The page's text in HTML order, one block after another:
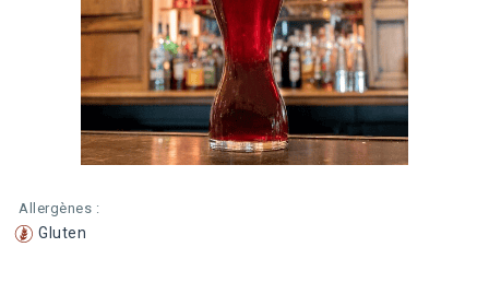
Allergènes :
Gluten